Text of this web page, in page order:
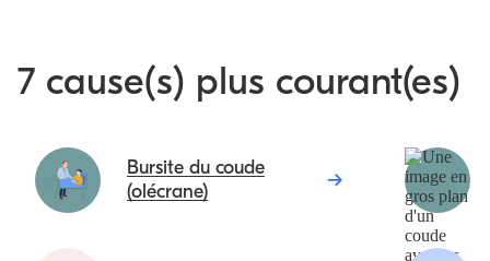
7 cause(s) plus courant(es)
Bursite du coude
(olécrane)